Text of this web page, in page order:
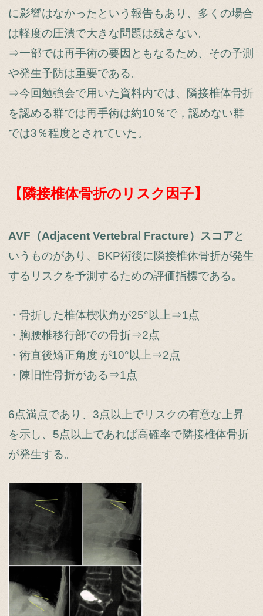
に影響はなかったという報告もあり、多くの場合
は軽度の圧潰で大きな問題は残さない。
⇒一部では再手術の要因ともなるため、その予測
や発生予防は重要である。
⇒今回勉強会で用いた資料内では、隣接椎体骨折
を認める群では再手術は約10％で，認めない群
では3％程度とされていた。
【隣接椎体骨折のリスク因子】
AVF（Adjacent Vertebral Fracture）スコアと
いうものがあり、BKP術後に隣接椎体骨折が発生
するリスクを予測するための評価指標である。
・骨折した椎体楔状角が25°以上⇒1点
・胸腰椎移行部での骨折⇒2点
・術直後矯正角度 が10°以上⇒2点
・陳旧性骨折がある⇒1点
6点満点であり、3点以上でリスクの有意な上昇
を示し、5点以上であれば高確率で隣接椎体骨折
が発生する。